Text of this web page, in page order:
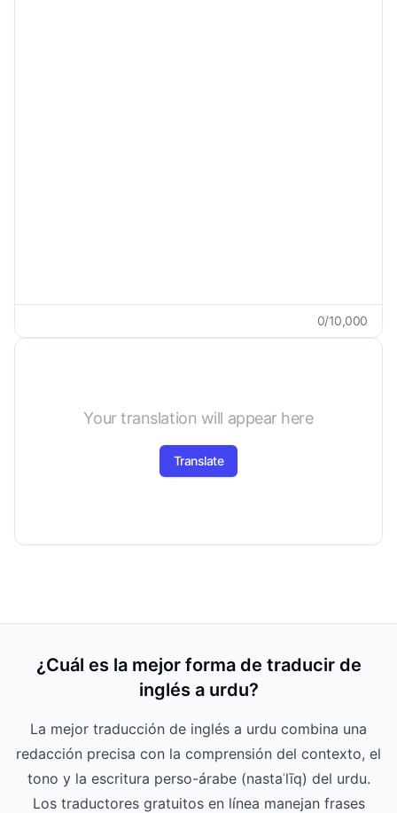
0/10,000
Your translation will appear here
Translate
¿Cuál es la mejor forma de traducir de
inglés a urdu?
La mejor traducción de inglés a urdu combina una
redacción precisa con la comprensión del contexto, el
tono y la escritura perso-árabe (nastaʿlīq) del urdu.
Los traductores gratuitos en línea manejan frases